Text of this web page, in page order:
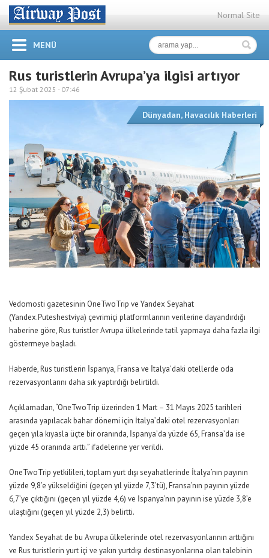
Normal Site
MENÜ
Rus turistlerin Avrupa’ya ilgisi artıyor
12 Şubat 2025 - 07:46
Dünyadan, Havacılık Haberleri
Vedomosti gazetesinin OneTwoTrip ve Yandex Seyahat
(Yandex.Puteshestviya) çevrimiçi platformlarının verilerine dayandırdığı
haberine göre, Rus turistler Avrupa ülkelerinde tatil yapmaya daha fazla ilgi
göstermeye başladı.
Haberde, Rus turistlerin İspanya, Fransa ve İtalya’daki otellerde oda
rezervasyonlarını daha sık yaptırdığı belirtildi.
Açıklamadan,“OneTwoTrip üzerinden 1 Mart – 31 Mayıs 2025 tarihleri
arasında yapılacak bahar dönemi için İtalya’daki otel rezervasyonları
geçen yıla kıyasla üçte bir oranında, İspanya’da yüzde 65, Fransa’da ise
yüzde 45 oranında arttı.”ifadelerine yer verildi.
OneTwoTrip yetkilileri, toplam yurt dışı seyahatlerinde İtalya’nın payının
yüzde 9,8’e yükseldiğini (geçen yıl yüzde 7,3’tü), Fransa’nın payının yüzde
6,7’ye çıktığını (geçen yıl yüzde 4,6) ve İspanya’nın payının ise yüzde 3,8’e
ulaştığını (geçen yıl yüzde 2,3) belirtti.
Yandex Seyahat de bu Avrupa ülkelerinde otel rezervasyonlarının arttığını
ve Rus turistlerin yurt içi ve yakın yurtdışı destinasyonlarına olan talebinin